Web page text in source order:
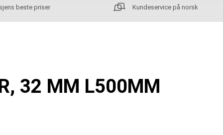
beste priser Kundeservice på norsk
32 MM L500MM